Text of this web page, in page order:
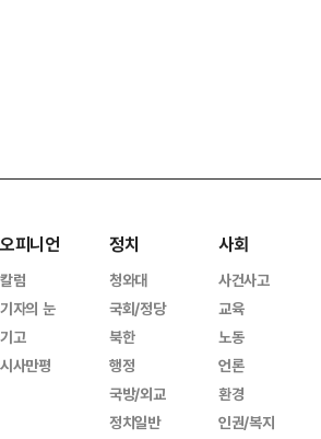
오피니언
칼럼
기자의 눈
기고
시사만평
정치
청와대
국회/정당
북한
행정
국방/외교
정치일반
사회
사건사고
교육
노동
언론
환경
인권/복지